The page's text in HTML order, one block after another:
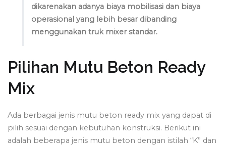
dikarenakan adanya biaya mobilisasi dan biaya
operasional yang lebih besar dibanding
menggunakan truk mixer standar.
Pilihan Mutu Beton Ready
Mix
Ada berbagai jenis mutu beton ready mix yang dapat di
pilih sesuai dengan kebutuhan konstruksi. Berikut ini
adalah beberapa jenis mutu beton dengan istilah “K” dan